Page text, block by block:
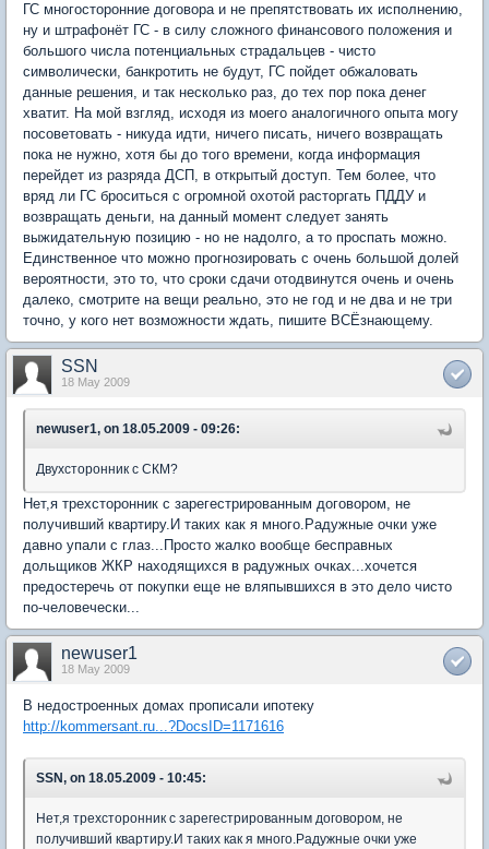
ГС многосторонние договора и не препятствовать их исполнению,
ну и штрафонёт ГС - в силу сложного финансового положения и
большого числа потенциальных страдальцев - чисто
символически, банкротить не будут, ГС пойдет обжаловать
данные решения, и так несколько раз, до тех пор пока денег
хватит. На мой взгляд, исходя из моего аналогичного опыта могу
посоветовать - никуда идти, ничего писать, ничего возвращать
пока не нужно, хотя бы до того времени, когда информация
перейдет из разряда ДСП, в открытый доступ. Тем более, что
вряд ли ГС броситься с огромной охотой расторгать ПДДУ и
возвращать деньги, на данный момент следует занять
выжидательную позицию - но не надолго, а то проспать можно.
Единственное что можно прогнозировать с очень большой долей
вероятности, это то, что сроки сдачи отодвинутся очень и очень
далеко, смотрите на вещи реально, это не год и не два и не три
точно, у кого нет возможности ждать, пишите ВСЁзнающему.
SSN
18 May 2009
newuser1, on 18.05.2009 - 09:26:
Двухсторонник с СКМ?
Нет,я трехсторонник с зарегестрированным договором, не
получивший квартиру.И таких как я много.Радужные очки уже
давно упали с глаз...Просто жалко вообще бесправных
дольщиков ЖКР находящихся в радужных очках...хочется
предостеречь от покупки еще не вляпывшихся в это дело чисто
по-человечески...
newuser1
18 May 2009
В недостроенных домах прописали ипотеку
http://kommersant.ru...?DocsID=1171616
SSN, on 18.05.2009 - 10:45:
Нет,я трехсторонник с зарегестрированным договором, не
получивший квартиру.И таких как я много.Радужные очки уже